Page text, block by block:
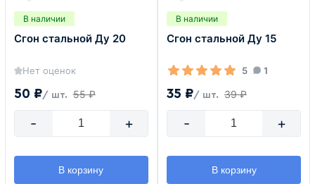
В наличии
Сгон стальной Ду 20
Нет оценок
50 ₽/ шт. 55 ₽
- +
В корзину
В наличии
Сгон стальной Ду 15
5 1
35 ₽/ шт. 39 ₽
- +
В корзину